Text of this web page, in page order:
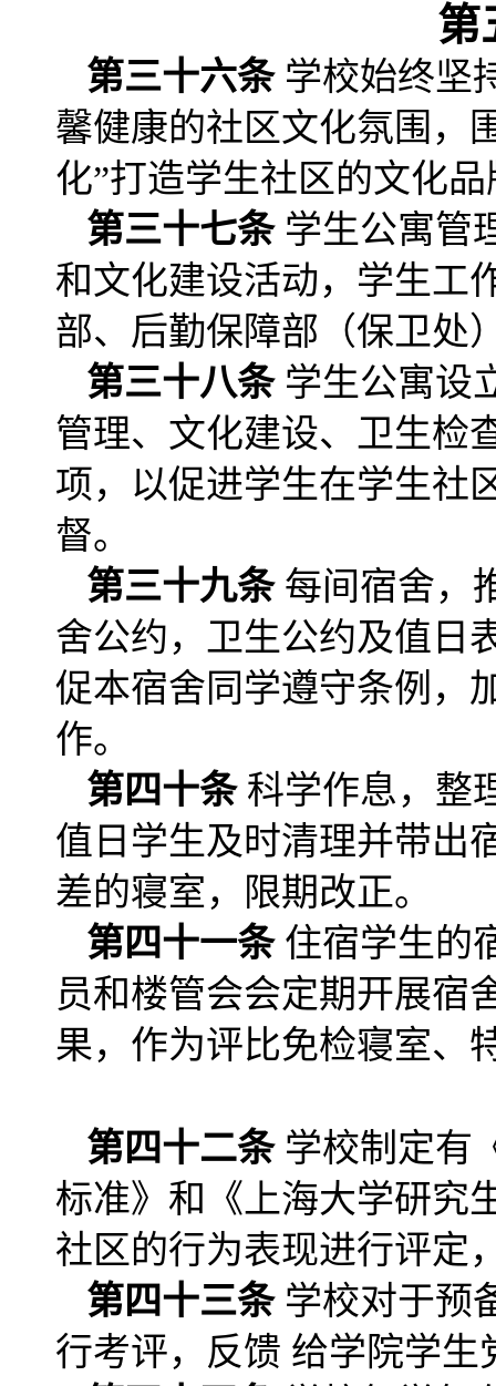
第
第三十六条 学校始终坚
馨健康的社区文化氛围，
化”打造学生社区的文化品
第三十七条 学生公寓管
和文化建设活动，学生工
部、后勤保障部（保卫处
第三十八条 学生公寓设
管理、文化建设、卫生检
项，以促进学生在学生社
督。
第三十九条 每间宿舍，
舍公约，卫生公约及值日
促本宿舍同学遵守条例，
作。
第四十条 科学作息，整
值日学生及时清理并带出
差的寝室，限期改正。
第四十一条 住宿学生的
员和楼管会会定期开展宿
果，作为评比免检寝室、
第四十二条 学校制定有
标准》和《上海大学研究
社区的行为表现进行评定
第四十三条 学校对于预
行考评，反馈 给学院学生